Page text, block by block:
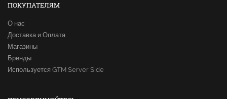
ПОКУПАТЕЛЯМ
О нас
Доставка и Оплата
Магазины
Бренды
Используется GTM Server Side